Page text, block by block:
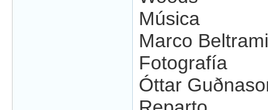
Música
Marco Beltrami
Fotografía
Óttar